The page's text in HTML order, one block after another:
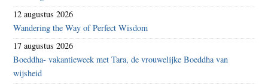
12 augustus 2026
Wandering the Way of Perfect Wisdom
17 augustus 2026
Boeddha- vakantieweek met Tara, de vrouwelijke Boeddha van
wijsheid